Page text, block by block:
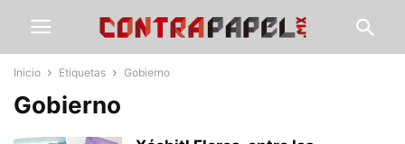
Inicio Etiquetas Gobierno
Gobierno